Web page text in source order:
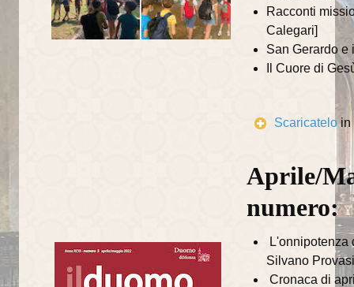
Centro Orientamento Famiglia
Documenti e riflessioni
annata 2025
Racconti
Calegari]
San Gerardo e
Il Cuore di
Scaricateloin
Aprile/
numero:
L'onnipotenza
Silvano
Cronaca di